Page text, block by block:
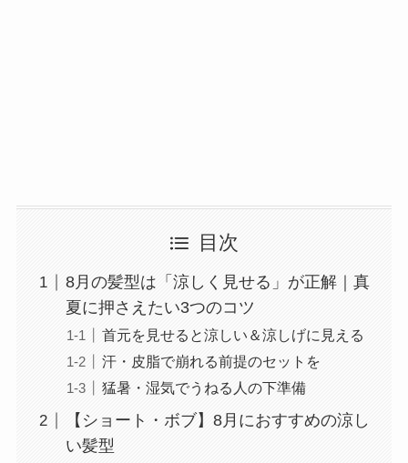
目次
8月の髪型は「涼しく見せる」が正解｜真
夏に押さえたい3つのコツ
首元を見せると涼しい＆涼しげに見える
汗・皮脂で崩れる前提のセットを
猛暑・湿気でうねる人の下準備
【ショート・ボブ】8月におすすめの涼し
い髪型